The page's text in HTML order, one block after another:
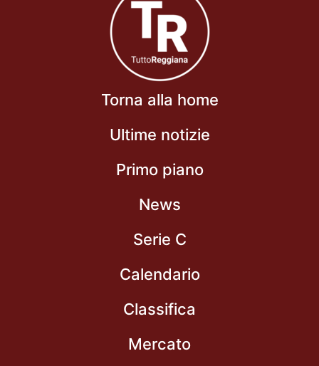
Torna alla home
Ultime notizie
Primo piano
News
Serie C
Calendario
Classifica
Mercato